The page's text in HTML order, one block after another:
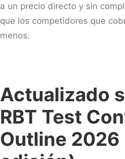
a un precio directo y sin
que los competidores que
menos.
Actualizado
RBT Test
Outline 2026